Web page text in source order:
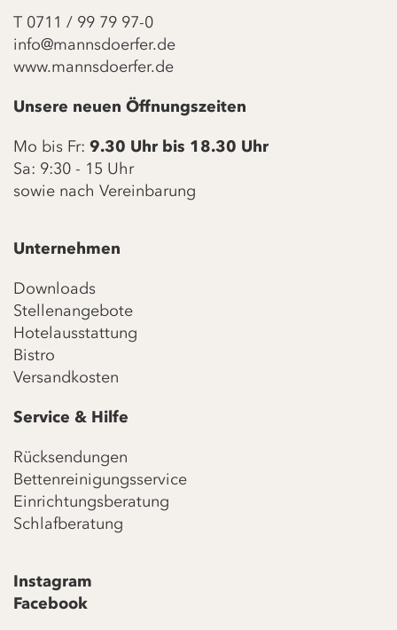
T 0711 / 99 79 97-0
info@mannsdoerfer.de
www.mannsdoerfer.de
Unsere neuen Öffnungszeiten
Mo bis Fr: 9.30 Uhr bis 18.30 Uhr
Sa: 9:30 - 15 Uhr
sowie nach Vereinbarung
Unternehmen
Downloads
Stellenangebote
Hotelausstattung
Bistro
Versandkosten
Service & Hilfe
Rücksendungen
Bettenreinigungsservice
Einrichtungsberatung
Schlafberatung
Instagram
Facebook